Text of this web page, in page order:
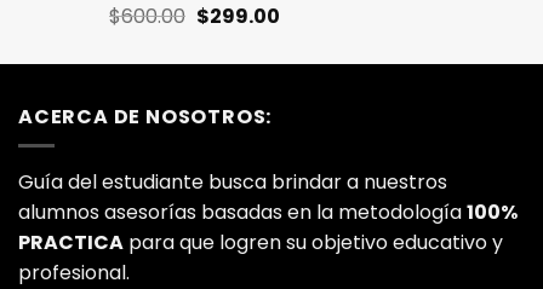
Valorado
con
$600.00 El
original
$600.00.
$299.00El
actual
ACERCA DE NOSOTROS:
Guía del estudiante busca brindar a nuestros
alumnos asesorías basadas en la metodología100%
PRACTICA para que logren su objetivo educativo y
profesional.